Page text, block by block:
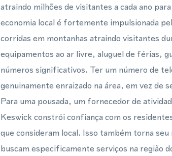
atraindo milhões de visitantes a cada ano
economia local é fortemente impulsionada
corridas em montanhas atraindo visitantes
equipamentos ao ar livre, aluguel de férias,
números significativos. Ter um número de
genuinamente enraizado na área, em vez de
Para uma pousada, um fornecedor de
Keswick constrói confiança com os
que consideram local. Isso também torna
buscam especificamente serviços na região